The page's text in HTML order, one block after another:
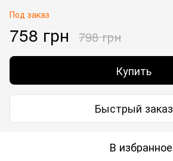
Под заказ
758 грн 798 грн
Купить
Быстрый заказ
В избранное